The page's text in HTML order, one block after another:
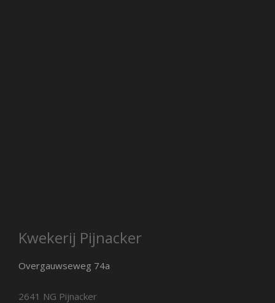
Kwekerij Pijnacker
Overgauwseweg 74a
2641 NG Pijnacker